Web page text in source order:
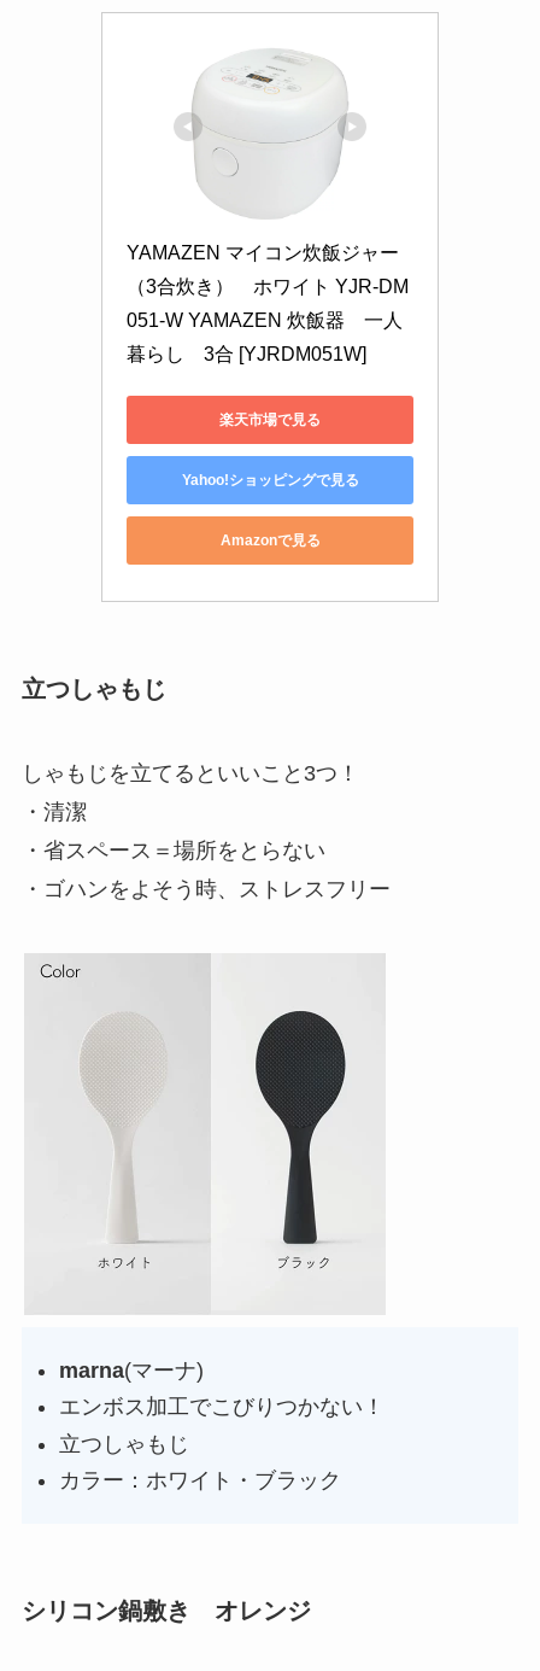
YAMAZEN マイコン炊飯ジャー
（3合炊き）　ホワイト YJR-DM
051-W YAMAZEN 炊飯器　一人
暮らし　3合 [YJRDM051W]
楽天市場で見る
Yahoo!ショッピングで見る
Amazonで見る
立つしゃもじ
しゃもじを立てるといいこと3つ！
・清潔
・省スペース＝場所をとらない
・ゴハンをよそう時、ストレスフリー
marna(マーナ)
エンボス加工でこびりつかない！
立つしゃもじ
カラー：ホワイト・ブラック
シリコン鍋敷き オレンジ